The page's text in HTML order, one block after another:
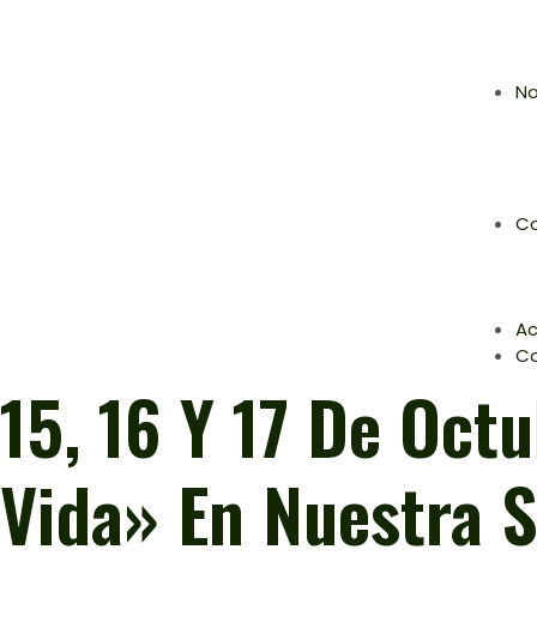
15, 16 Y 17 De
Vida» En Nuestra